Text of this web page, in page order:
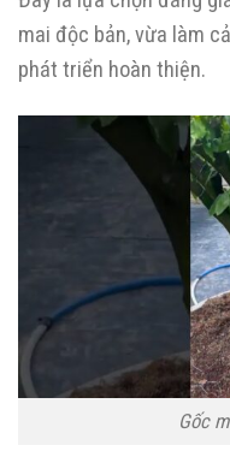
mai độc bản, vừa làm
phát triển hoàn thiện.
Gốc